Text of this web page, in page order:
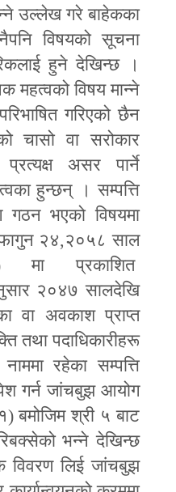
उल्लेख गरे बाहेकका
विषयको सूचना
हुने देखिन्छ ।
महत्वको विषय मान्ने
गरिएको छैन
चासो वा सरोकार
प्रत्यक्ष असर पार्ने
हुन्छन् । सम्पत्ति
गठन भएको विषयमा
२४,२०५८ साल
मा प्रकाशित
२०४७ सालदेखि
वा अवकाश प्राप्त
तथा पदाधिकारीहरू
रहेका सम्पत्ति
गर्न जांचबुझ आयोग
बमोजिम श्री ५ बाट
भन्ने देखिन्छ
लिई जांचबुझ